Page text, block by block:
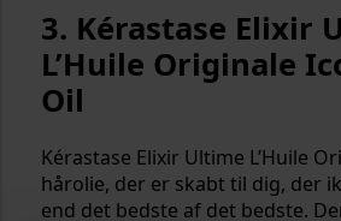
3. Kérastase Elixir
L’Huile Originale
Oil
Kérastase Elixir Ultime L’Huile
hårolie, der er skabt til dig, der
end det bedste af det bedste.